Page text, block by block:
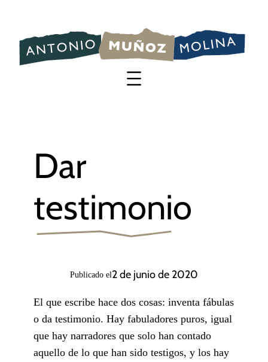
contenido
Dar
testimonio
Publicado el2 de junio de 2020
El que escribe hace dos cosas: inventa fábulas
o da testimonio. Hay fabuladores puros, igual
que hay narradores que solo han contado
aquello de lo que han sido testigos, y los hay